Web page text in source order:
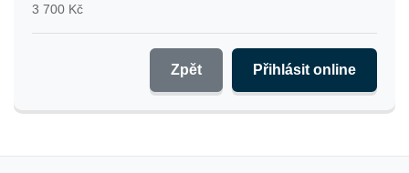
3 700 Kč
Přihlásit online
Zpět